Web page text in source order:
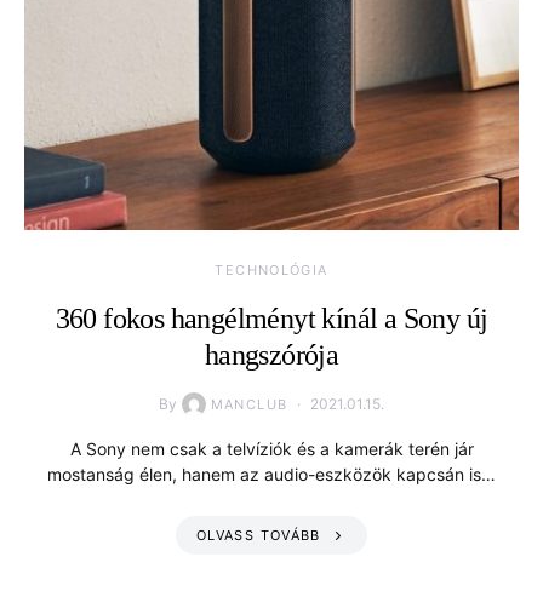
TECHNOLÓGIA
360 fokos hangélményt kínál a Sony új
hangszórója
By MANCLUB 2021.01.15.
A Sony nem csak a telvíziók és a kamerák terén jár
mostanság élen, hanem az audio-eszközök kapcsán is…
OLVASS TOVÁBB